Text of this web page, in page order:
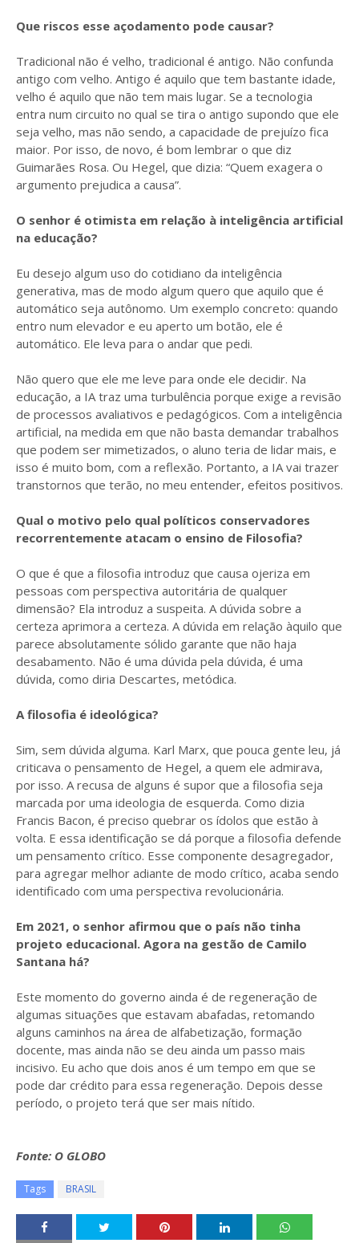
Que riscos esse açodamento pode causar?
Tradicional não é velho, tradicional é antigo. Não confunda
antigo com velho. Antigo é aquilo que tem bastante idade,
velho é aquilo que não tem mais lugar. Se a tecnologia
entra num circuito no qual se tira o antigo supondo que ele
seja velho, mas não sendo, a capacidade de prejuízo fica
maior. Por isso, de novo, é bom lembrar o que diz
Guimarães Rosa. Ou Hegel, que dizia: “Quem exagera o
argumento prejudica a causa”.
O senhor é otimista em relação à inteligência artificial
na educação?
Eu desejo algum uso do cotidiano da inteligência
generativa, mas de modo algum quero que aquilo que é
automático seja autônomo. Um exemplo concreto: quando
entro num elevador e eu aperto um botão, ele é
automático. Ele leva para o andar que pedi.
Não quero que ele me leve para onde ele decidir. Na
educação, a IA traz uma turbulência porque exige a revisão
de processos avaliativos e pedagógicos. Com a inteligência
artificial, na medida em que não basta demandar trabalhos
que podem ser mimetizados, o aluno teria de lidar mais, e
isso é muito bom, com a reflexão. Portanto, a IA vai trazer
transtornos que terão, no meu entender, efeitos positivos.
Qual o motivo pelo qual políticos conservadores
recorrentemente atacam o ensino de Filosofia?
O que é que a filosofia introduz que causa ojeriza em
pessoas com perspectiva autoritária de qualquer
dimensão? Ela introduz a suspeita. A dúvida sobre a
certeza aprimora a certeza. A dúvida em relação àquilo que
parece absolutamente sólido garante que não haja
desabamento. Não é uma dúvida pela dúvida, é uma
dúvida, como diria Descartes, metódica.
A filosofia é ideológica?
Sim, sem dúvida alguma. Karl Marx, que pouca gente leu, já
criticava o pensamento de Hegel, a quem ele admirava,
por isso. A recusa de alguns é supor que a filosofia seja
marcada por uma ideologia de esquerda. Como dizia
Francis Bacon, é preciso quebrar os ídolos que estão à
volta. E essa identificação se dá porque a filosofia defende
um pensamento crítico. Esse componente desagregador,
para agregar melhor adiante de modo crítico, acaba sendo
identificado com uma perspectiva revolucionária.
Em 2021, o senhor afirmou que o país não tinha
projeto educacional. Agora na gestão de Camilo
Santana há?
Este momento do governo ainda é de regeneração de
algumas situações que estavam abafadas, retomando
alguns caminhos na área de alfabetização, formação
docente, mas ainda não se deu ainda um passo mais
incisivo. Eu acho que dois anos é um tempo em que se
pode dar crédito para essa regeneração. Depois desse
período, o projeto terá que ser mais nítido.
Fonte: O GLOBO
Tags BRASIL